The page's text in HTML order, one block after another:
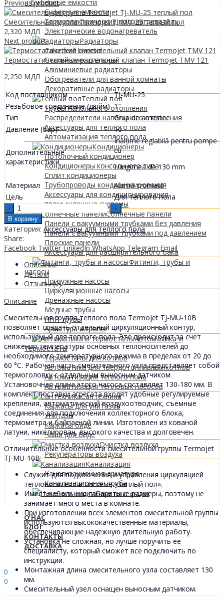
и буферные емкости
буферные емкости
Термоэлектрические водонагреватель
Электрические водонагреватель
Радиаторы
Calorifere bimetal
Стальные радиаторы
Алюминиевые радиаторы
Обогреватели для ванной комнаты
Декоративные радиаторы
Tеплый пол
Трубы напольного отопления
Распределители напольного отопления
Аксессуары для теплого пола
Автоматизация теплого пола
Кондиционеры
Потолочный кондиционер
Кондиционеры консольного типа
Сплит кондиционеры
Трубопроводы кондиционирования
Аксессуары для кондиционирования
промышленные системы
Солнечные панели
Панели с вакуумными трубками без давления
Панели с вакуумными трубками под давлением
Плоские панели
Аксессуары для расширительного бака
Фитинги, трубы и
насосы
Погружные насосы
Циркуляционные насосы
Дренажные насосы
Медные трубы
ППР трубы
Арматура и краны
Автоматика и
термостаты
Термостаты для котлов
Автоматика для твердотопливных котлов
Автоматизация теплого пола
Автоматизация тепловых насосов
Сантехника
Каркасы для унитазов
Унитазы
Каркасы биде
Чаши для биде
Очистка воздуха
Рекуператоры воздуха
Канализация
Канализационная арматура
Канализационная труба
Пакеты и акции
О НАС
БЛОГ
КОНТАКТЫ
ДОСТАВКА
Sign In
0
0
МДЛ
Previous product
Смесительная группа Termojet TJ-MU-25 теплый пол
2,320 МДЛ
Next product
Термостатический смесительный клапан Termojet TMV 121
2,250 МДЛ
Код поставщиком
TJ-MU-25
Резьбовое соединение (дюйм) 1″
Тип
Grup de amestec
Давление (бар)
10
Дополнительные
xарактеристики
Înălțime reglabilă pentru pompe
cu
Lungimea de 130 mm
Материал
Alamă cromată
Цель
Для теплого пола
Grup
de
amestec
Termojet
TJ-
MU-
10B
încălzire
podea
В корзину
Категория: Аксессуары для теплого пола
Share:
Facebook Twitter LinkedIn WhatsApp Telegram Email
Описание
Детали
Отзывы (0)
Описание
Смесительная группа теплого пола Termojet TJ-MU-10B
позволяет создать отдельный циркуляционный контур,
используемый для теплого пола. Это происходит за счет
снижения температуры основных теплоносителей до
необходимого температурного режима в пределах от 20 до
60 °С. Рабочая часть смесительного узла представляет собой
термоголовку с отдельным выносным датчиком.
Установочная длина этого насоса составляет 130-180 мм. В
комплект поставки агрегата входят удобные регулируемые
крепления, автоматический воздухоотводчик, съемные
соединения для подключения коллекторного блока,
термометра и байпасной линии. Изготовлен из кованой
латуни, никелирован, высокого качества и долговечен.
Отличительные особенности смесительной группы Termojet
TJ-MU-10B:
Служит для подключения и управления циркуляцией
теплоносителя в системе «теплый пол».
Имеет небольшие габаритные размеры, поэтому не
занимает много места в комнате.
При изготовлении всех элементов смесительной группы
используются высококачественные материалы,
обеспечивающие надежную длительную работу.
Установка не сложная, но лучше поручить ее
специалисту, который сможет все подключить по
инструкции.
Монтажная длина смесительного узла составляет 130
мм.
Смесительный узел оснащен выносным датчиком.